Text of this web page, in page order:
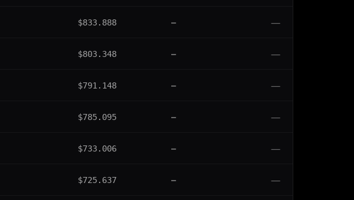
$833.888 — —
$803.348 — —
$791.148 — —
$785.095 — —
$733.006 — —
$725.637 — —